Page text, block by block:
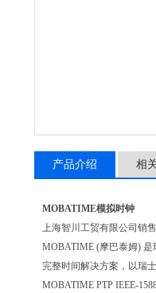
产品介绍 相
MOBATIME模拟时钟
上海智川工贸有限公司销
MOBATIME (摩巴泰姆)
完整时间解决方案，以瑞
MOBATIME PTP IEEE-